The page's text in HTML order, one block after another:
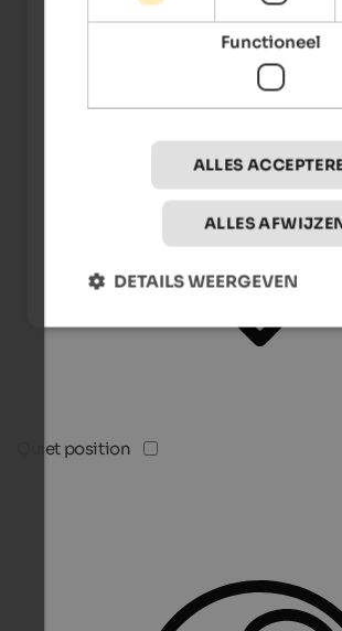
Quiet position
Functioneel
ALLES
ALLES
DETAILS WEERGEVEN